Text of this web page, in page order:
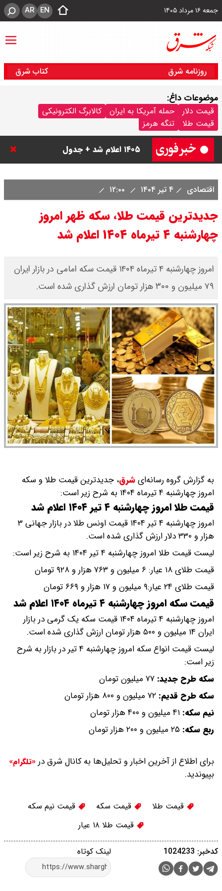
جمعه ۱۶ مرداد ۱۴۰۵ EN
AR
روزنامه شرق کتاب شرق
موضوعات داغ:
قیمت دلار حمله آمریکا به ایران
کالابرگ الکترونیکی
قیمت طلا
تنگه هرمز
۱۴۰۵ اعلام شد + جدول
۱۴۰۵ اعلام شد/ کاهش قیمت سکه
۱۴۰۵/ صعود طلا ادامه‌دار شد
قیمت طلا ۱۸ عیار امروز جمعه ۱۶ مرداد
۱۴۰۵ اعلام شد/ طلا بر مدار صعود
قیمت نفت امروز جمعه ۱۶ مرداد ۱۴۰۵
/ نفت صعودی شد + جدول
اقتصادی ۴ تیر ۱۴۰۴
جدیدترین قیمت طلا، سکه ظهر امروز
چهارشنبه ۴ تیرماه ۱۴۰۴ اعلام شد
امروز چهارشنبه ۴ تیرماه ۱۴۰۴ قیمت سکه امامی در بازار ایران
۷۹ میلیون و ۳۰۰ هزار تومان ارزش گذاری شده است.
به گزارش گروه رسانه‌ایشرق، جدیدترین قیمت طلا و سکه
امروز چهارشنبه ۴ تیرماه ۱۴۰۴ به شرح زیر است:
قیمت طلا امروز چهارشنبه ۴ تیر ۱۴۰۴ اعلام شد
امروز چهارشنبه ۴ تیر ۱۴۰۴ قیمت اونس طلا در بازار جهانی ۳
هزار و ۳۳۰ دلار ارزش گذاری شده است.
لیست قیمت طلا امروز چهارشنبه ۴ تیر ۱۴۰۴ به شرح زیر است:
قیمت طلای ۱۸ عیار: ۶ میلیون و ۷۶۳ هزار و ۹۲۸ تومان
قیمت طلای ۲۴ عیار:۹ میلیون و ۱۷ هزار و ۶۶۹ تومان
قیمت سکه امروز چهارشنبه ۴ تیرماه ۱۴۰۴ اعلام شد
امروز چهارشنبه ۴ تیرماه ۱۴۰۴ قیمت سکه یک گرمی در بازار
ایران ۱۴ میلیون و ۵۰۰ هزار تومان ارزش گذاری شده است.
لیست قیمت انواع سکه امروز چهارشنبه ۴ تیر در بازار به شرح
زیر است:
سکه طرح جدید:
سکه طرح قدیم:
نیم سکه:
ربع سکه:
برای اطلاع از آخرین اخبار و تحلیل‌ها به کانال شرق در «تلگرام»
بپیوندید.
قیمت طلا قیمت سکه
قیمت نیم سکه
قیمت طلا ۱۸ عیار
لینک کوتاه کدخبر: 1024233